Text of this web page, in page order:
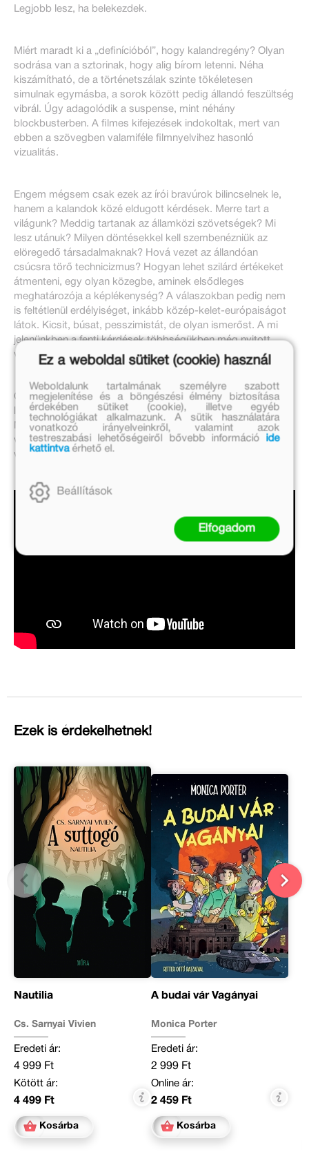
Legjobb lesz, ha belekezdek.
Miért maradt ki a „definícióból”, hogy kalandregény? Olyan
sodrása van a sztorinak, hogy alig bírom letenni. Néha
kiszámítható, de a történetszálak szinte tökéletesen
simulnak egymásba, a sorok között pedig állandó feszültség
vibrál. Úgy adagolódik a suspense, mint néhány
blockbusterben. A filmes kifejezések indokoltak, mert van
ebben a szövegben valamiféle filmnyelvihez hasonló
vizualitás.
Engem mégsem csak ezek az írói bravúrok bilincselnek le,
hanem a kalandok közé eldugott kérdések. Merre tart a
világunk? Meddig tartanak az államközi szövetségek? Mi
lesz utánuk? Milyen döntésekkel kell szembenézniük az
elöregedő társadalmaknak? Hová vezet az állandóan
csúcsra törő technicizmus? Hogyan lehet szilárd értékeket
átmenteni, egy olyan közegbe, aminek elsődleges
meghatározója a képlékenység? A válaszokban pedig nem
is feltétlenül erdélyiséget, inkább közép-kelet-európaiságot
látok. Kicsit, búsat, pesszimistát, de olyan ismerőst. A mi
jelenünkben a fenti kérdések többségükben még nyitott
végűek, de saját válaszaink megtalálása lényegi lesz.
Ó, már vége is? Nekem is vannak kérdéseim! Most akkor mi
lesz ezzel a Gömbbel? Komolyan itt kellett abbahagyni?
Milyen lezárás ez? Ez egy sorozat lesz? Az. Akkor jó, be is
viszem órára, lesz miről beszélgetni. Kellemes meglepetés
volt ez a regény, az írója nyerhetne egy díjat…
Ezek is érdekelhetnek!
Nautilia
Cs. Sarnyai Vivien
Eredeti ár:
4 999 Ft
Kötött ár:
4 499 Ft
Kosárba
A budai vár Vagányai
Monica Porter
Eredeti ár:
2 999 Ft
Online ár:
2 459 Ft
Kosárba
Ez a weboldal sütiket (cookie) használ
Weboldalunk tartalmának személyre szabott
megjelenítése és a böngészési élmény biztosítása
érdekében sütiket (cookie), illetve egyéb
technológiákat alkalmazunk. A sütik használatára
vonatkozó irányelveinkről, valamint azok
testreszabási lehetőségeiről bővebb információ ide
kattintvaérhető el.
Beállítások
Elfogadom